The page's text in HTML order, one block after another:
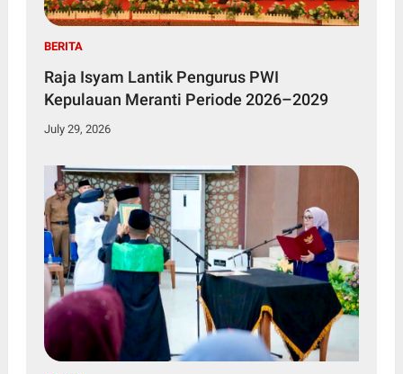
BERITA
Raja Isyam Lantik Pengurus PWI
Kepulauan Meranti Periode 2026–2029
July 29, 2026